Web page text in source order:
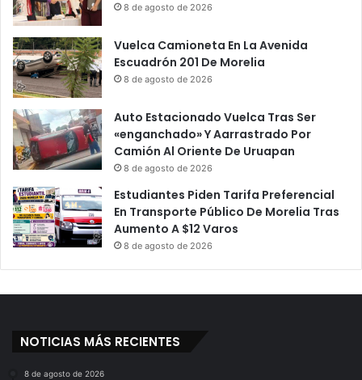
8 de agosto de 2026
Vuelca Camioneta En La Avenida
Escuadrón 201 De Morelia
8 de agosto de 2026
Auto Estacionado Vuelca Tras Ser
«enganchado» Y Aarrastrado Por
Camión Al Oriente De Uruapan
8 de agosto de 2026
Estudiantes Piden Tarifa Preferencial
En Transporte Público De Morelia Tras
Aumento A $12 Varos
8 de agosto de 2026
NOTICIAS MÁS RECIENTES
8 de agosto de 2026